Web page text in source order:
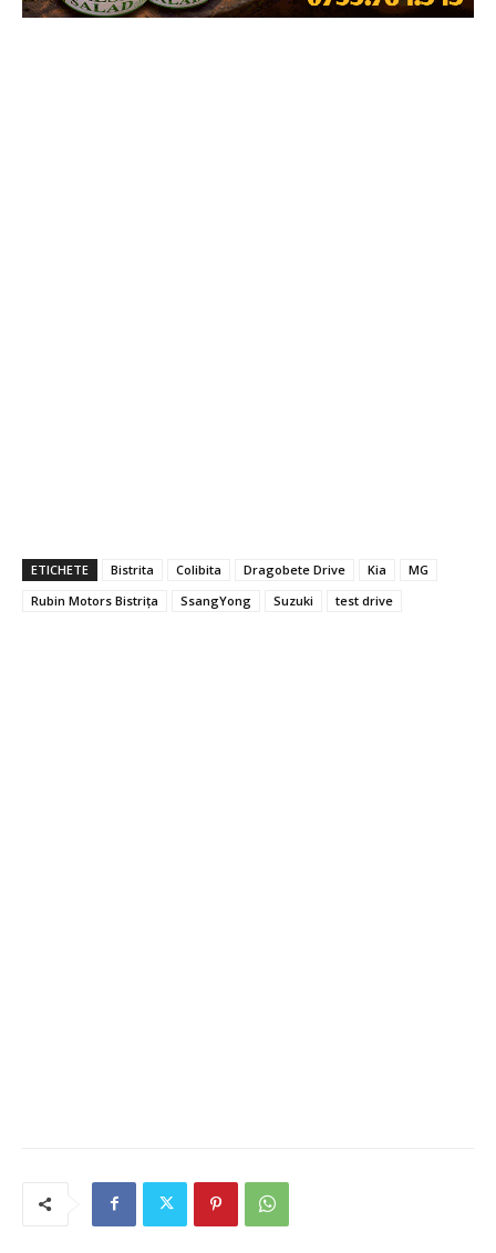
ETICHETE Bistrita Colibita Dragobete Drive Kia
MG
Rubin Motors Bistrița
SsangYong Suzuki test drive